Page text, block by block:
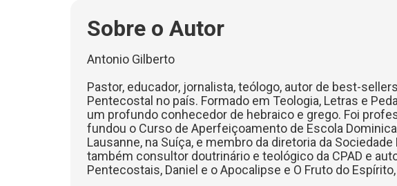
Sobre o Autor
Antonio Gilberto
Pastor, educador, jornalista, teólogo, autor de best-
Pentecostal no país. Formado em Teologia, Letras e
um profundo conhecedor de hebraico e grego. Foi
fundou o Curso de Aperfeiçoamento de Escola
Lausanne, na Suíça, e membro da diretoria da
também consultor doutrinário e teológico da CPAD e
Pentecostais, Daniel e o Apocalipse e O Fruto do